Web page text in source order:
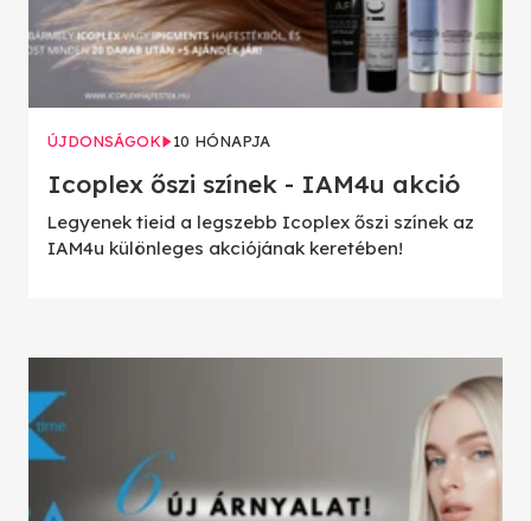
ÚJDONSÁGOK 10 HÓNAPJA
Icoplex őszi színek - IAM4u akció
Legyenek tieid a legszebb Icoplex őszi színek az
IAM4u különleges akciójának keretében!